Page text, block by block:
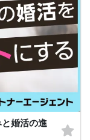
る場合がございま
がある公的な証明
婚活の進